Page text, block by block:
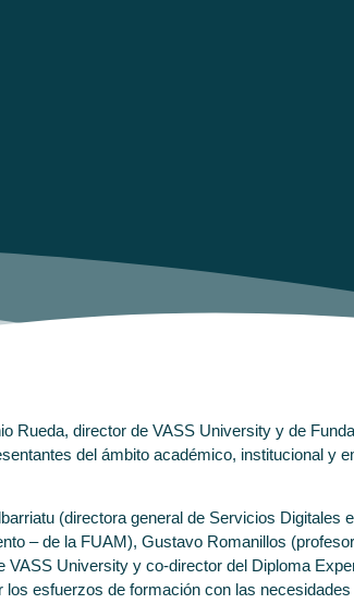
Rueda, director de VASS University y de
del ámbito académico, institucional y
(directora general de Servicios
– de la FUAM), Gustavo Romanillos
VASS University y co-director del Diploma
esfuerzos de formación con las